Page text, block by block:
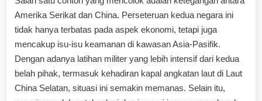
Amerika Serikat dan China. Perseteruan kedua negara ini
tidak hanya terbatas pada aspek ekonomi, tetapi juga
mencakup isu-isu keamanan di kawasan Asia-Pasifik.
Dengan adanya latihan militer yang lebih intensif dari kedua
belah pihak, termasuk kehadiran kapal angkatan laut di Laut
China Selatan, situasi ini semakin memanas. Selain itu,